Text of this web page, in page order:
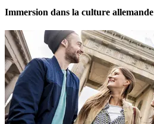
Immersion dans la culture allemande